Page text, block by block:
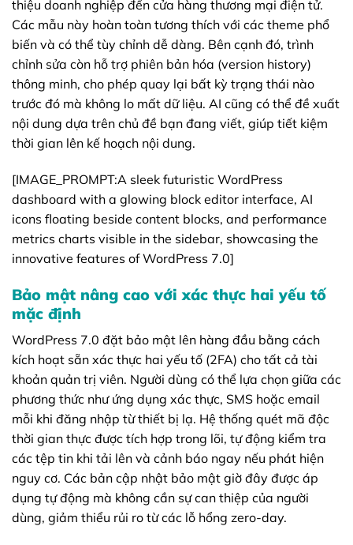
thiệu doanh nghiệp đến cửa hàng thương mại điện tử.
Các mẫu này hoàn toàn tương thích với các theme phổ
biến và có thể tùy chỉnh dễ dàng. Bên cạnh đó, trình
chỉnh sửa còn hỗ trợ phiên bản hóa (version history)
thông minh, cho phép quay lại bất kỳ trạng thái nào
trước đó mà không lo mất dữ liệu. AI cũng có thể đề xuất
nội dung dựa trên chủ đề bạn đang viết, giúp tiết kiệm
thời gian lên kế hoạch nội dung.
[IMAGE_PROMPT:A sleek futuristic WordPress
dashboard with a glowing block editor interface, AI
icons floating beside content blocks, and performance
metrics charts visible in the sidebar, showcasing the
innovative features of WordPress 7.0]
Bảo mật nâng cao với xác thực hai yếu tố
mặc định
WordPress 7.0 đặt bảo mật lên hàng đầu bằng cách
kích hoạt sẵn xác thực hai yếu tố (2FA) cho tất cả tài
khoản quản trị viên. Người dùng có thể lựa chọn giữa các
phương thức như ứng dụng xác thực, SMS hoặc email
mỗi khi đăng nhập từ thiết bị lạ. Hệ thống quét mã độc
thời gian thực được tích hợp trong lõi, tự động kiểm tra
các tệp tin khi tải lên và cảnh báo ngay nếu phát hiện
nguy cơ. Các bản cập nhật bảo mật giờ đây được áp
dụng tự động mà không cần sự can thiệp của người
dùng, giảm thiểu rủi ro từ các lỗ hổng zero-day.